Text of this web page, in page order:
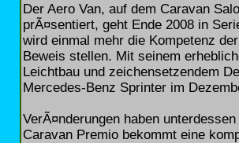
Der Aero Van, auf dem Caravan
prÃ¤sentiert, geht Ende 2008 in
wird einmal mehr die Kompetenz
Beweis stellen. Mit seinem
Leichtbau und zeichensetzendem
Mercedes-Benz Sprinter im
VerÃ¤nderungen haben
Caravan Premio bekommt eine